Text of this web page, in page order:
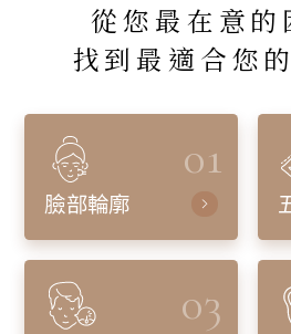
從您最在意的
找到最適合您
01
臉部輪廓
03